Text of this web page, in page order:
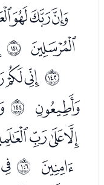
ﭰ ﲌ
ﲍ
ﮁ ﲏ
ﮔ ﲑ